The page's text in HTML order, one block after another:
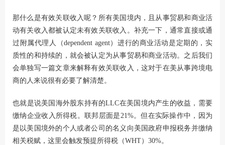
那什么是有效关联收入呢？所有美国境内，且从事贸易和商业活
动有关收入都被认定未有效关联收入。补充一下，通常直接或通
过附属代理人（dependent agent）进行的商业活动是定期的，实
质性的和持续的，就会被认定为从事贸易和商业活动。之后我们
会单独写一篇文章来解释有效关联收入，这对于在美从事跨境电
商的人来说很有必要了解清楚。
也就是说美国海外股东持有的LLC在美国境内产生的收益，需要
缴纳企业收入所得税。联邦层面是21%。但在实际操作中，因为
是以美国境外的个人或者公司的名义向美国政府申报税务并缴纳
相关税赋，这里会触发预提所得税（WHT）30%。